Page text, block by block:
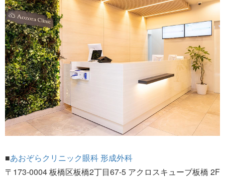
■あおぞらクリニック眼科 形成外科
〒173-0004 板橋区板橋2丁目67-5 アクロスキューブ板橋 2F